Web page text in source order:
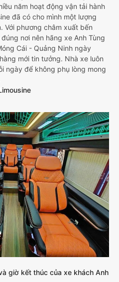
năm hoạt động vận tải hành
đã có cho mình một lượng
Với phương châm xuất bến
nơi nên hãng xe Anh Tùng
Cái - Quảng Ninh ngày
mới tin tưởng. Nhà xe luôn
ngày để không phụ lòng mong
giờ kết thúc của xe khách Anh